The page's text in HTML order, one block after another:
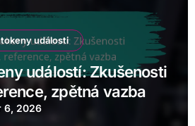
události
událostí: Zkušenosti
zpětná vazba
6, 2026